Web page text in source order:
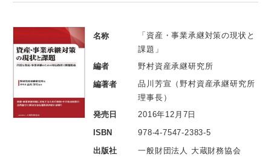
名称
「資産・事業承継対策の現状と
課題」
編者
野村資産承継研究所
編著者
品川芳宣（野村資産承継研究所
理事長）
発売日
2016年12月7日
ISBN
978-4-7547-2383-5
出版社
一般財団法人 大蔵財務協会